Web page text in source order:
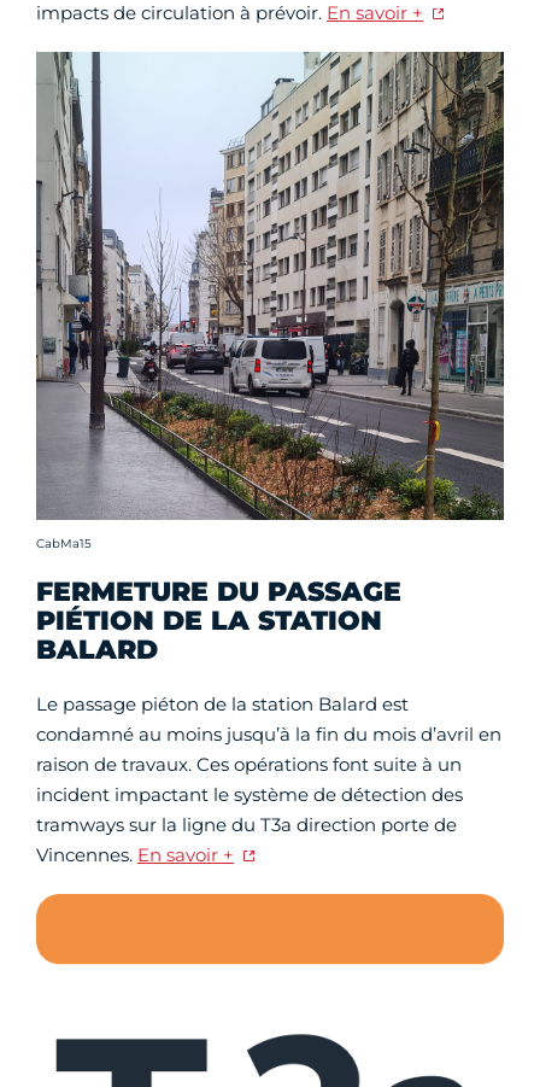
impacts de circulation à prévoir. En savoir +
Crédit photo :
CabMa15
FERMETURE DU PASSAGE
PIÉTION DE LA STATION
BALARD
Le passage piéton de la station Balard est
condamné au moins jusqu’à la fin du mois d’avril en
raison de travaux. Ces opérations font suite à un
incident impactant le système de détection des
tramways sur la ligne du T3a direction porte de
Vincennes. En savoir +